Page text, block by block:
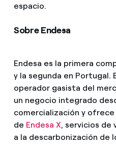
espacio.
Sobre Endesa
Endesa es la primera
y la segunda en Portugal.
operador gasista del
un negocio integrado
comercialización y
de Endesa X, servicios de
a la descarbonización de